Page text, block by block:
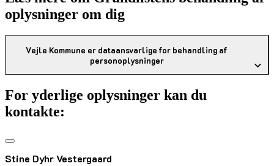
oplysninger om dig
Vejle Kommune er dataansvarlige for behandling af
personoplysninger
For yderlige oplysninger kan du
kontakte:
Stine Dyhr Vestergaard